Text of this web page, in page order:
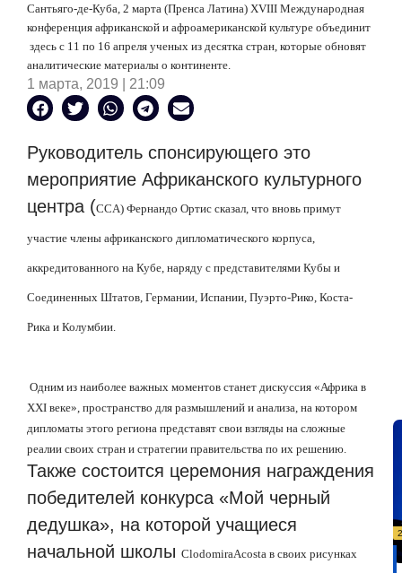
Сантьяго-де-Куба, 2 марта (Пренса Латина) XVIII Международная
конференция африканской и афроамериканской культуре объединит
здесь с 11 по 16 апреля ученых из десятка стран, которые обновят
аналитические материалы о континенте.
1 марта, 2019 | 21:09
Руководитель спонсирующего это
мероприятие Африканского культурного
центра (CCA) Фернандо Ортис сказал, что вновь примут
участие члены африканского дипломатического корпуса,
аккредитованного на Кубе, наряду с представителями Кубы и
Соединенных Штатов, Германии, Испании, Пуэрто-Рико, Коста-
Рика и Колумбии.
Одним из наиболее важных моментов станет дискуссия «Африка в
XXI веке», пространство для размышлений и анализа, на котором
дипломаты этого региона представят свои взгляды на сложные
реалии своих стран и стратегии правительства по их решению.
Также состоится церемония награждения
победителей конкурса «Мой черный
дедушка», на которой учащиеся
начальной школы ClodomiraAcosta в своих рисунках